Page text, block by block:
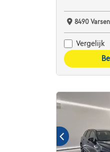
8490
Vergelijk